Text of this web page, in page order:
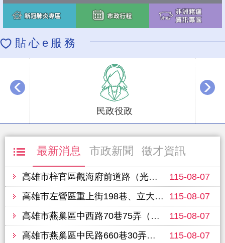
貼心e服務
播放中
民政役政
最新消息 市政新聞 徵才資訊
115-08-07
高雄市梓官區觀海府前道路（光明路163巷至光明路109巷），於115年8月12日進行路面改善工程，敬請行經車輛提前改道並注意行車安全
115-08-07
高雄市左營區重上街198巷、立大路、重愛路（華夏路至文學路）單車道、富國路450巷，預定於115年8月14日進行路面改善工程，敬請行經車輛提前改道並注意行車安全
115-08-07
高雄市燕巢區中西路70巷75弄（70巷至65弄10號），於115年8月10日進行路面改善工程，敬請行經車輛提前改道並注意行車安全
115-08-07
高雄市燕巢區中民路660巷30弄（2號至弄底），於115年8月10日進行路面改善工程，敬請行經車輛提前改道並注意行車安全